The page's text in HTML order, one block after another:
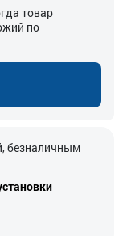
товар
по
безналичным